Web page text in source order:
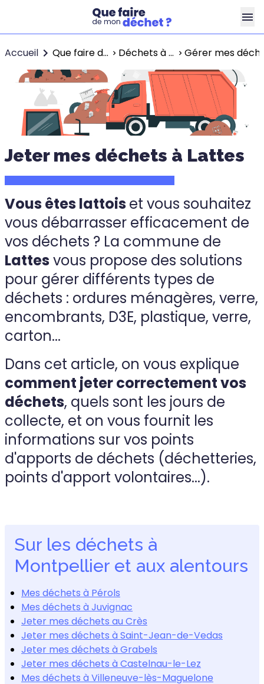
Accueil Que faire de mes déchets ? Déchets à Montpellier Gérer mes
Jeter mes déchets à Lattes
Vous êtes lattois et vous souhaitez
vous débarrasser efficacement de
vos déchets ? La commune de
Lattes vous propose des solutions
pour gérer différents types de
déchets : ordures ménagères, verre,
encombrants, D3E, plastique, verre,
carton...
Dans cet article, on vous explique
comment jeter correctement vos
déchets, quels sont les jours de
collecte, et on vous fournit les
informations sur vos points
d'apports de déchets (déchetteries,
points d'apport volontaires...).
Sur les déchets à
Montpellier et aux alentours
Mes déchets à Pérols
Mes déchets à Juvignac
Jeter mes déchets au Crès
Jeter mes déchets à Saint-Jean-de-Vedas
Jeter mes déchets à Grabels
Jeter mes déchets à Castelnau-le-Lez
Mes déchets à Villeneuve-lès-Maguelone